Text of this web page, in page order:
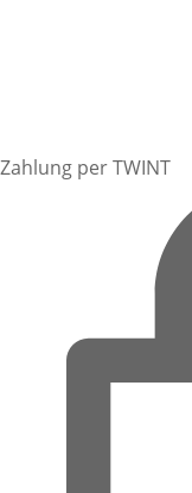
Zahlung per TWINT